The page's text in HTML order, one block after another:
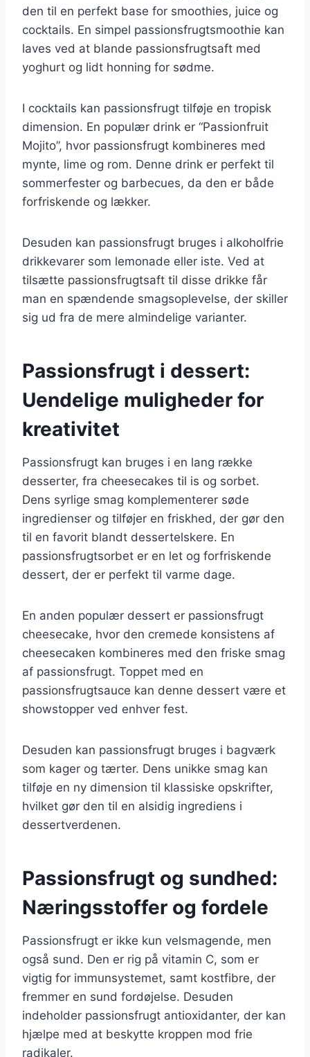
den til en perfekt base for smoothies, juice og
cocktails. En simpel passionsfrugtsmoothie kan
laves ved at blande passionsfrugtsaft med
yoghurt og lidt honning for sødme.
I cocktails kan passionsfrugt tilføje en tropisk
dimension. En populær drink er “Passionfruit
Mojito”, hvor passionsfrugt kombineres med
mynte, lime og rom. Denne drink er perfekt til
sommerfester og barbecues, da den er både
forfriskende og lækker.
Desuden kan passionsfrugt bruges i alkoholfrie
drikkevarer som lemonade eller iste. Ved at
tilsætte passionsfrugtsaft til disse drikke får
man en spændende smagsoplevelse, der skiller
sig ud fra de mere almindelige varianter.
Passionsfrugt i dessert:
Uendelige muligheder for
kreativitet
Passionsfrugt kan bruges i en lang række
desserter, fra cheesecakes til is og sorbet.
Dens syrlige smag komplementerer søde
ingredienser og tilføjer en friskhed, der gør den
til en favorit blandt dessertelskere. En
passionsfrugtsorbet er en let og forfriskende
dessert, der er perfekt til varme dage.
En anden populær dessert er passionsfrugt
cheesecake, hvor den cremede konsistens af
cheesecaken kombineres med den friske smag
af passionsfrugt. Toppet med en
passionsfrugtsauce kan denne dessert være et
showstopper ved enhver fest.
Desuden kan passionsfrugt bruges i bagværk
som kager og tærter. Dens unikke smag kan
tilføje en ny dimension til klassiske opskrifter,
hvilket gør den til en alsidig ingrediens i
dessertverdenen.
Passionsfrugt og sundhed:
Næringsstoffer og fordele
Passionsfrugt er ikke kun velsmagende, men
også sund. Den er rig på vitamin C, som er
vigtig for immunsystemet, samt kostfibre, der
fremmer en sund fordøjelse. Desuden
indeholder passionsfrugt antioxidanter, der kan
hjælpe med at beskytte kroppen mod frie
radikaler.